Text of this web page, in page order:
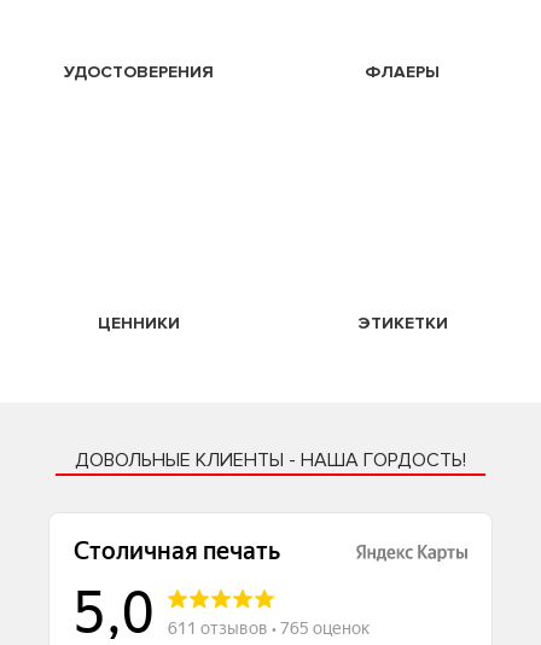
УДОСТОВЕРЕНИЯ ФЛАЕРЫ
ЦЕННИКИ ЭТИКЕТКИ
ДОВОЛЬНЫЕ КЛИЕНТЫ - НАША ГОРДОСТЬ!